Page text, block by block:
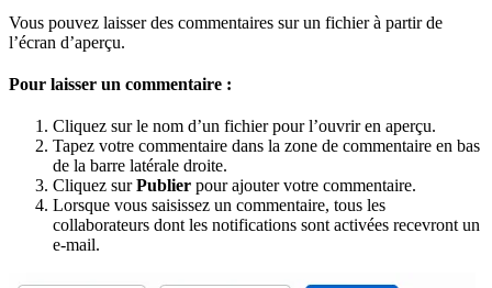
Vous pouvez laisser des commentaires sur un fichier à partir de
l’écran d’aperçu.
Pour laisser un commentaire :
Cliquez sur le nom d’un fichier pour l’ouvrir en aperçu.
Tapez votre commentaire dans la zone de commentaire en bas
de la barre latérale droite.
Cliquez surPublier pour ajouter votre commentaire.
Lorsque vous saisissez un commentaire, tous les
collaborateurs dont les notifications sont activées recevront un
e-mail.